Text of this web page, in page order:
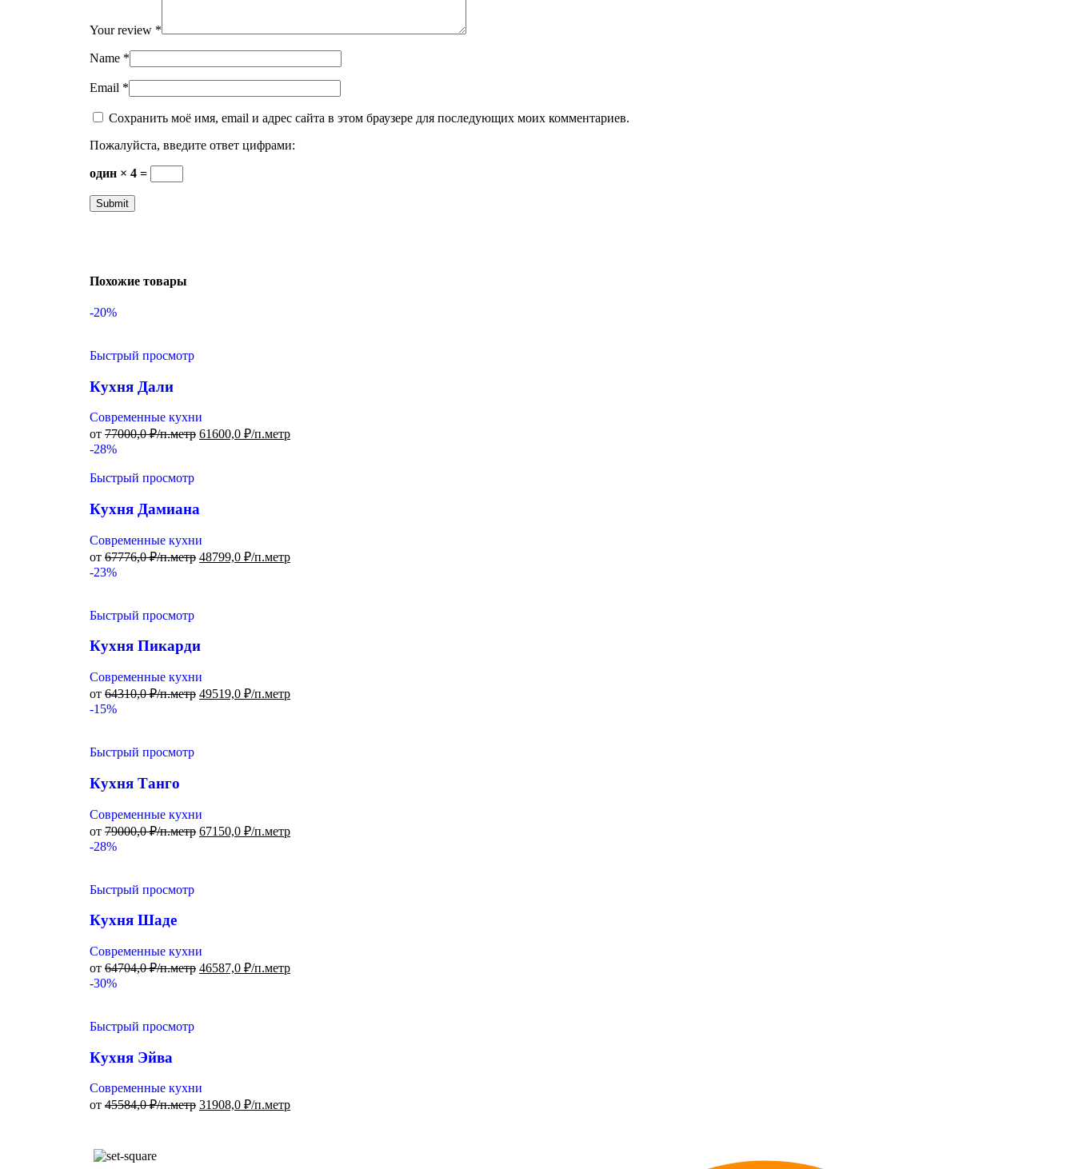
Your review *
Name *
Email *
Сохранить моё имя, email и адрес сайта в этом браузере для последующих моих комментариев.
Пожалуйста, введите ответ цифрами:
один × 4 =
Похожие товары
-20%
Быстрый просмотр
Кухня Дали
Современные кухни
от 77000,0₽/п.метр 61600,0 ₽/п.метр
-28%
Быстрый просмотр
Кухня Дамиана
Современные кухни
от 67776,0₽/п.метр 48799,0 ₽/п.метр
-23%
Быстрый просмотр
Кухня Пикарди
Современные кухни
от 64310,0₽/п.метр 49519,0 ₽/п.метр
-15%
Быстрый просмотр
Кухня Танго
Современные кухни
от 79000,0₽/п.метр 67150,0 ₽/п.метр
-28%
Быстрый просмотр
Кухня Шаде
Современные кухни
от 64704,0₽/п.метр 46587,0 ₽/п.метр
-30%
Быстрый просмотр
Кухня Эйва
Современные кухни
от 45584,0₽/п.метр 31908,0 ₽/п.метр